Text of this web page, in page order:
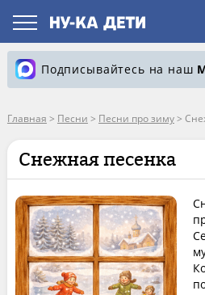
Подписывайтесь на наш
Главная > Песни > Песни про зиму>
Снежная песенка